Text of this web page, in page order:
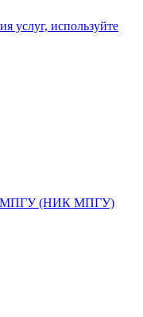
услуг, используйте
МПГУ (НИК МПГУ)